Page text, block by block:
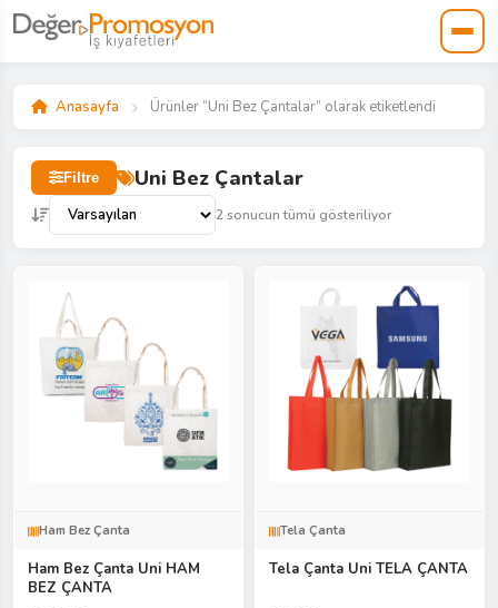
Anasayfa Ürünler “Uni Bez Çantalar” olarak etiketlendi
Filtre Uni Bez Çantalar
2 sonucun tümü gösteriliyor
Ham Bez Çanta
Ham Bez Çanta Uni HAM
BEZ ÇANTA
Tela Çanta
Tela Çanta Uni TELA ÇANTA